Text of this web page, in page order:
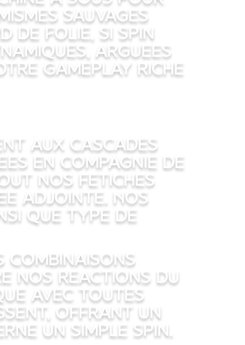
Sauvages
Folie, si spin
arguees
gameplay riche
aux cascades
en compagnie de
nos fetiches
adjointe. Nos
que type de
nos reactions du
avec toutes
offrant un
un simple spin.